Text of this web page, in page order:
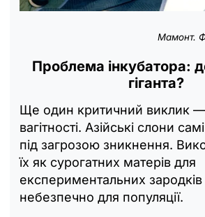
Мамонт.
Проблема інкубатора:
гіганта?
Ще один критичний виклик
вагітності. Азійські слони
під загрозою зникнення.
їх як сурогатних матерів для
експериментальних зародків
небезпечно для популяції.